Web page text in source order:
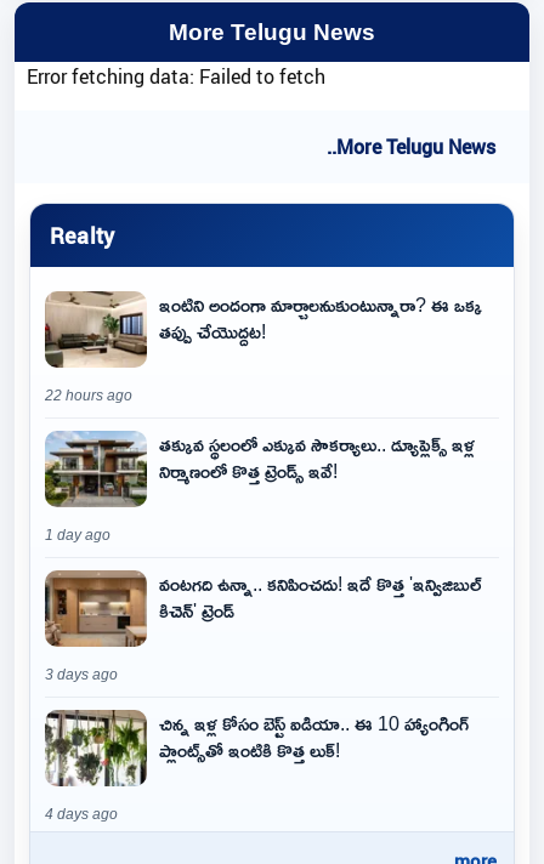
More Telugu News
Error fetching data: Failed to fetch
..More Telugu News
Realty
ఇంటిని అందంగా మార్చాలనుకుంటున్నారా? ఈ ఒక్క
తప్పు చేయొద్దట!
22 hours ago
తక్కువ స్థలంలో ఎక్కువ సౌకర్యాలు.. డ్యూప్లెక్స్ ఇళ్ల
నిర్మాణంలో కొత్త ట్రెండ్స్ ఇవే!
1 day ago
వంటగది ఉన్నా.. కనిపించదు! ఇదే కొత్త 'ఇన్విజిబుల్
కిచెన్' ట్రెండ్
3 days ago
చిన్న ఇళ్ల కోసం బెస్ట్ ఐడియా.. ఈ 10 హ్యాంగింగ్
ప్లాంట్స్‌తో ఇంటికి కొత్త లుక్!
4 days ago